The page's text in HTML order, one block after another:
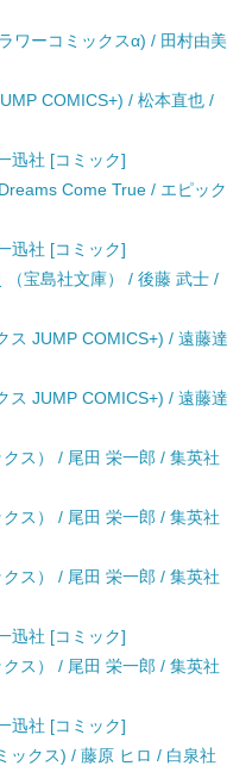
ワーコミックスα) / 田村由美
COMICS+) / 松本直也 /
迅社 [コミック]
Come True / エピック
迅社 [コミック]
宝島社文庫） / 後藤 武士 /
ス JUMP COMICS+) / 遠藤達
ス JUMP COMICS+) / 遠藤達
ス） / 尾田 栄一郎 / 集英社
ス） / 尾田 栄一郎 / 集英社
ス） / 尾田 栄一郎 / 集英社
迅社 [コミック]
ス） / 尾田 栄一郎 / 集英社
迅社 [コミック]
ックス) / 藤原 ヒロ / 白泉社